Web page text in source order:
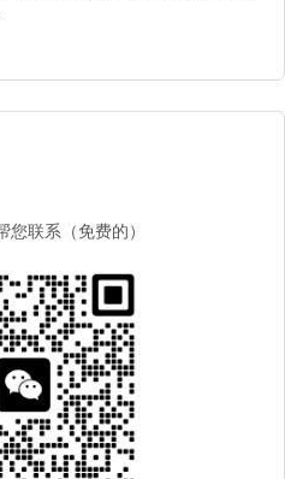
联系（免费的）